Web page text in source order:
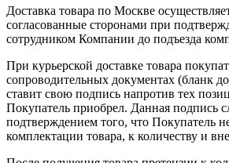
Доставка товара по Москве
согласованные сторонами при
сотрудником Компании до подъезда
При курьерской доставке товара
сопроводительных документах (бланк
ставит свою подпись напротив тех
Покупатель приобрел. Данная подпись
подтверждением того, что Покупатель
комплектации товара, к количеству и